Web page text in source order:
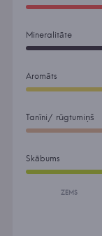
Mineralitāte
Aromāts
Tanīni/ rūgtumiņš
Skābums
ZEMS